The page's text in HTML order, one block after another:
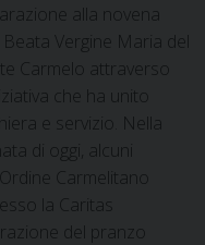
alla novena
Beata Vergine Maria del
Carmelo attraverso
che ha unito
e servizio. Nella
di oggi, alcuni
Carmelitano
la Caritas
del pranzo